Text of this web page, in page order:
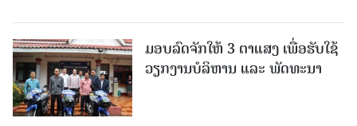
ມອບລົດຈັກໃຫ້ 3 ຕາແສງ ເພື່ອຮັບໃຊ້
ວຽກງານບໍລິຫານ ແລະ ພັດທະນາ